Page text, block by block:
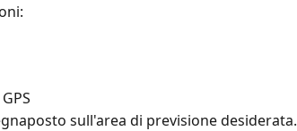
sull'area di previsione desiderata.